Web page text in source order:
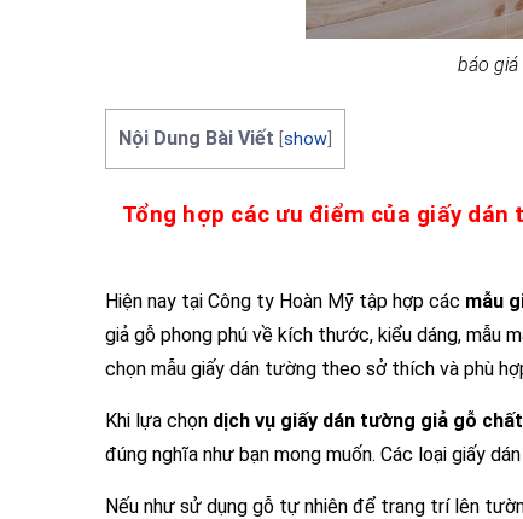
báo
Nội Dung Bài Viết show
Tổng hợp các ưu điểm của giấy
Hiện nay tại Công ty Hoàn Mỹ tập hợp các mẫu
giả gỗ phong phú về kích thước, kiểu dáng, mẫu
chọn mẫu giấy dán tường theo sở thích và phù
Khi lựa chọn dịch vụ giấy dán tường giả gỗ
đúng nghĩa như bạn mong muốn. Các loại giấy
Nếu như sử dụng gỗ tự nhiên để trang trí lên